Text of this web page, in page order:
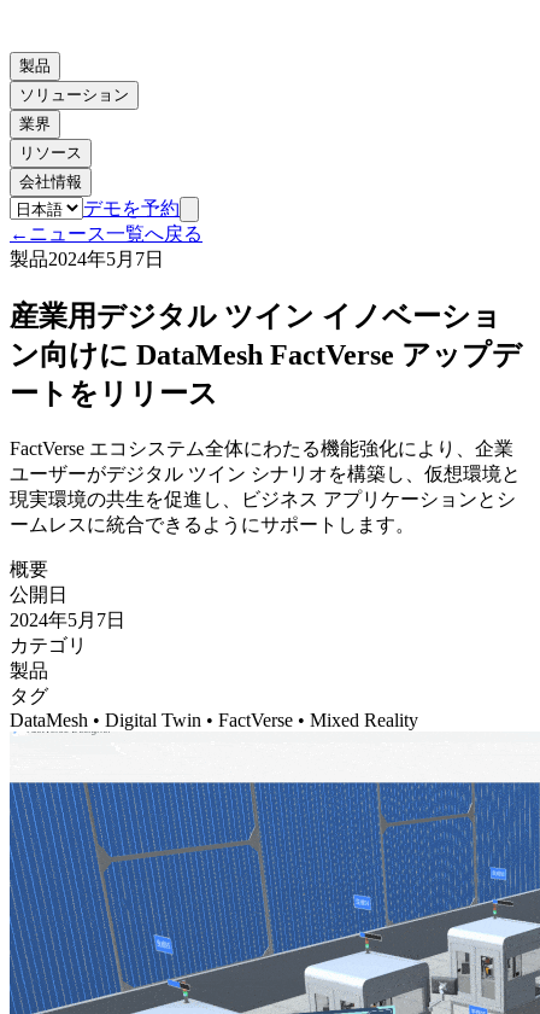
製品
ソリューション
業界
リソース
会社情報
デモを予約
← ニュース一覧へ戻る
製品2024年5月7日
産業用デジタル ツイン イノベーショ
ン向けに DataMesh FactVerse アップデ
ートをリリース
FactVerse エコシステム全体にわたる機能強化により、企業
ユーザーがデジタル ツイン シナリオを構築し、仮想環境と
現実環境の共生を促進し、ビジネス アプリケーションとシ
ームレスに統合できるようにサポートします。
概要
公開日
2024年5月7日
カテゴリ
製品
タグ
DataMesh • Digital Twin • FactVerse • Mixed Reality